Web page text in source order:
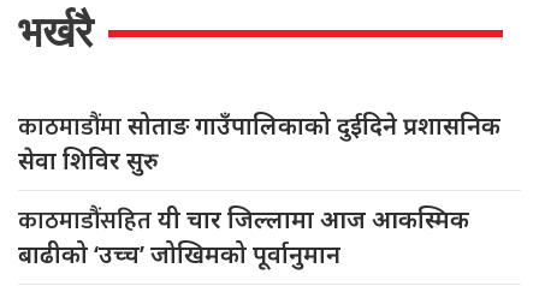
भर्खरै
काठमाडौंमासोताङ गाउँपालिकाको दुईदिने प्रशासनिक
सेवा शिविर सुरु
काठमाडौंसहितयी चार जिल्लामा आज आकस्मिक
बाढीको ‘उच्च’ जोखिमको पूर्वानुमान